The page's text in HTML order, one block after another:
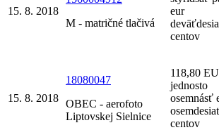
15. 8. 2018
M - matričné tlačivá
eur
centov
15. 8. 2018
18080047
OBEC - aerofoto
Liptovskej Sielnice
118,80
jednosto
osemnásť
osemdesiat
centov